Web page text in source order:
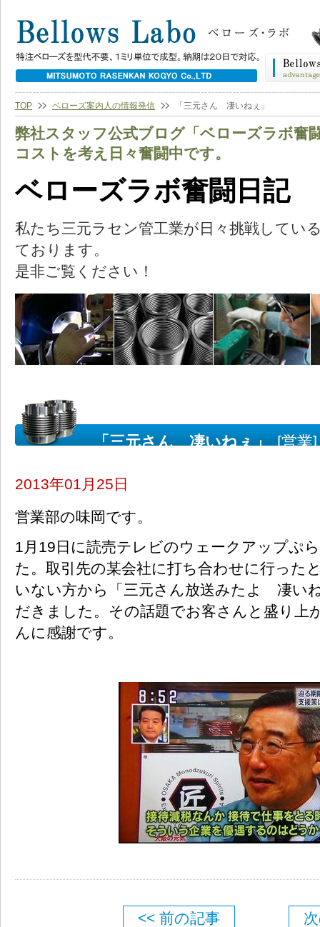
TOP ベローズ案内人の情報発信 「三元さん 凄いねぇ」
弊社スタッフ公式ブログ「ベローズラボ奮
コストを考え日々奮闘中です。
ベローズラボ奮闘日記
私たち三元ラセン管工業が日々挑戦してい
ております。
是非ご覧ください！
「三元さん 凄いねぇ」 [営業]
2013年01月25日
営業部の味岡です。
1月19日に読売テレビのウェークアップぷ
た。取引先の某会社に打ち合わせに行った
いない方から「三元さん放送みたよ 凄い
だきました。その話題でお客さんと盛り上
んに感謝です。
<< 前の記事